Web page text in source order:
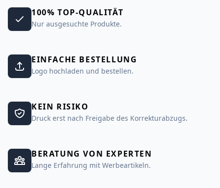
100% TOP-QUALITÄT
Nur ausgesuchte Produkte.
EINFACHE BESTELLUNG
Logo hochladen und bestellen.
KEIN RISIKO
Druck erst nach Freigabe des Korrekturabzugs.
BERATUNG VON EXPERTEN
Lange Erfahrung mit Werbeartikeln.